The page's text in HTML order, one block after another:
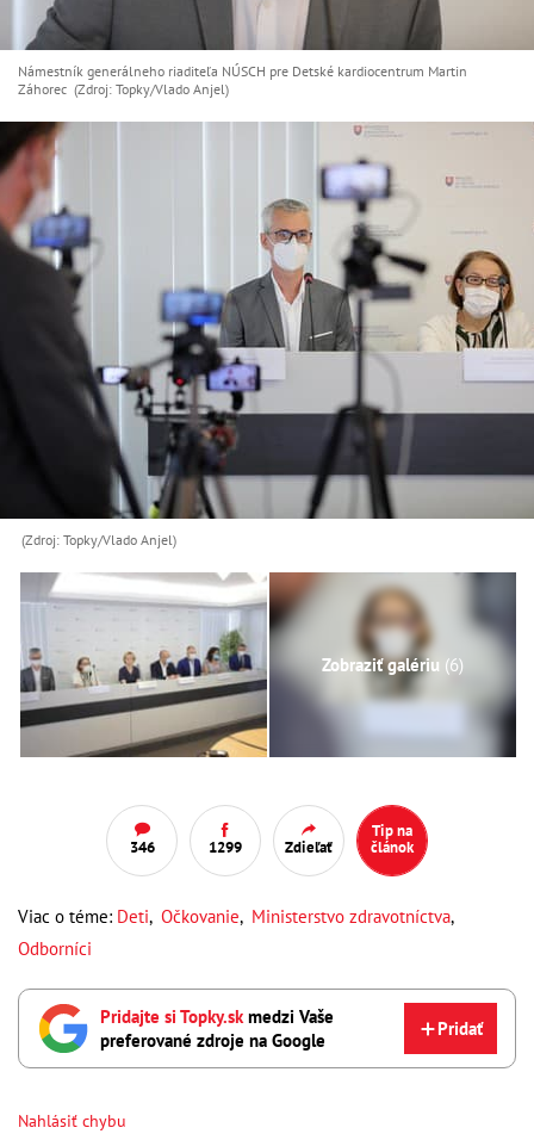
Námestník generálneho riaditeľa NÚSCH pre Detské kardiocentrum Martin
Záhorec (Zdroj: Topky/Vlado Anjel)
(Zdroj: Topky/Vlado Anjel)
Zobraziť galériu (6)
346 1299 Zdieľať
Tip na
článok
Viac o téme: Deti, Očkovanie, Ministerstvo zdravotníctva,
Odborníci
Pridajte si Topky.sk medzi Vaše
preferované zdroje na Google
Pridať
Nahlásiť chybu